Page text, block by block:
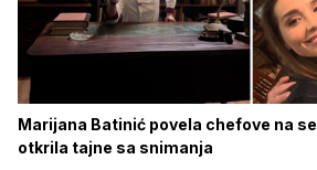
Marijana Batinić povela chefove na
otkrila tajne sa snimanja